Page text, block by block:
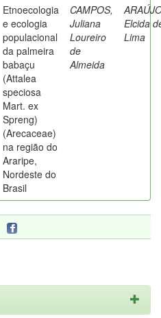
Etnoecologia
e ecologia
populacional
da palmeira
babaçu
(Attalea
speciosa
Mart. ex
Spreng)
(Arecaceae)
na região do
Araripe,
Nordeste do
Brasil
CAMPOS,
Juliana
Loureiro
de
Almeida
Elcida
Lima